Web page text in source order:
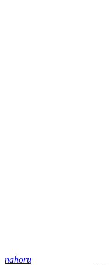
nahoru